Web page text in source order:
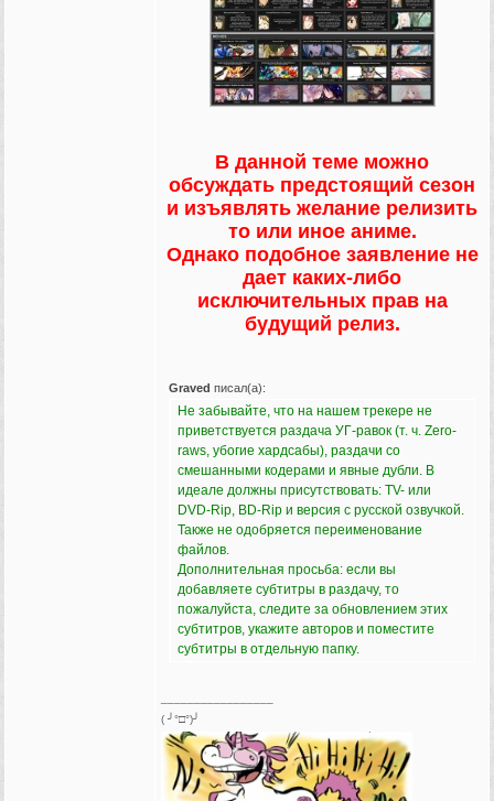
В данной теме можно
обсуждать предстоящий сезон
и изъявлять желание релизить
то или иное аниме.
Однако подобное заявление не
дает каких-либо
исключительных прав на
будущий релиз.
Graved писал(а):
Не забывайте, что на нашем трекере не
приветствуется раздача УГ-равок (т. ч. Zero-
raws, убогие хардсабы), раздачи со
смешанными кодерами и явные дубли. В
идеале должны присутствовать: TV- или
DVD-Rip, BD-Rip и версия с русской озвучкой.
Также не одобряется переименование
файлов.
Дополнительная просьба: если вы
добавляете субтитры в раздачу, то
пожалуйста, следите за обновлением этих
субтитров, укажите авторов и поместите
субтитры в отдельную папку.
( ╯°□°)╯